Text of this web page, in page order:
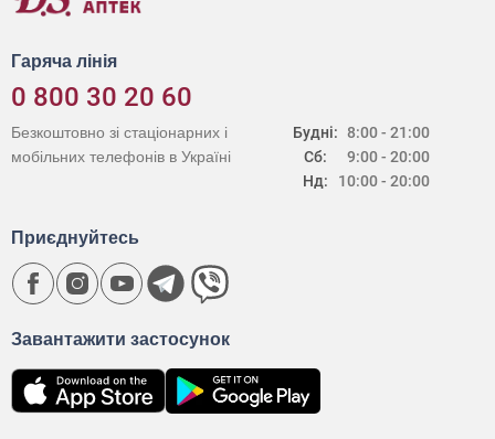
Гаряча лінія
0 800 30 20 60
Будні:
Сб:
Нд:
8:00 - 21:00
9:00 - 20:00
10:00 - 20:00
Безкоштовно зі стаціонарних і
мобільних телефонів в Україні
Завантажити застосунок
Приєднуйтесь